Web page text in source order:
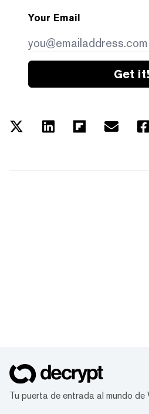
Your Email
Get it!
Tu puerta de entrada al mundo de